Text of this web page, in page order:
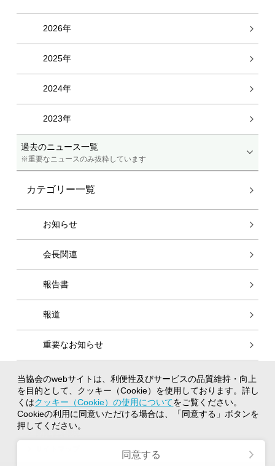
過去のニュース一覧
※重要なニュースのみ抜粋しています
2026年
2025年
2024年
2023年
カテゴリー一覧
お知らせ
会長関連
報告書
報道
重要なお知らせ
個人情報保護方針
クッキー（Cookie）の使用について
著作権について
閲覧推奨環境
当協会のwebサイトは、利便性及びサービスの品質維持・向上
を目的として、クッキー（Cookie）を使用しております。詳し
くはクッキー（Cookie）の使用についてをご覧ください。
Cookieの利用に同意いただける場合は、「同意する」ボタンを
押してください。
同意する